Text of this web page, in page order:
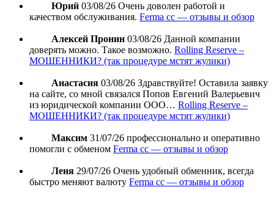
Юрий 03/08/26 Очень доволен работой и
качеством обслуживания. Ferma cc — отзывы и обзор
Алексей Пронин 03/08/26 Данной компании
доверять можно. Такое возможно. Rolling Reserve –
МОШЕННИКИ? (так процедуре мстят жулики)
Анастасия 03/08/26 Здравствуйте! Оставила заявку
на сайте, со мной связался Попов Евгений Валерьевич
из юридической компании ООО… Rolling Reserve –
МОШЕННИКИ? (так процедуре мстят жулики)
Максим 31/07/26 профессионально и оперативно
помогли с обменом Ferma cc — отзывы и обзор
Леня 29/07/26 Очень удобный обменник, всегда
быстро меняют валюту Ferma cc — отзывы и обзор